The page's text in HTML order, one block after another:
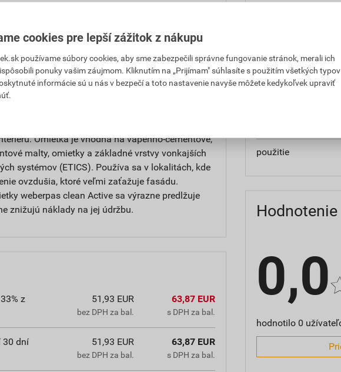
prostrediu tým, že na povrchu omietky
splodiny a zlúčeniny škodiace ľudskému
pred poveternostnými vplyvmi. Vhodná na
nových fasád alebo pri rekonštrukciách,
na jadrovej omietke. Je tiež určená ako konečná
tepelnoizolačných kontaktných systémov. Môže
Omietka je vhodná na vápenno-cementové,
malty, omietky a základné vrstvy vonkajších
systémov (ETICS). Používa sa v lokalitách, kde
ovzdušia, ktoré veľmi zaťažuje fasádu.
weberpas clean Active sa výrazne predlžuje
znižujú náklady na jej údržbu.
z
51,93 EUR
bez DPH za bal.
63,87 EUR
s DPH za bal.
30 dní
51,93 EUR
bez DPH za bal.
63,87 EUR
s DPH za bal.
paropriepustnosť
použitie
Hodnotenie
0,0
hodnotilo 0
cookies pre lepší zážitok z nákupu
používame súbory cookies, aby sme zabezpečili správne fungovanie stránok, merali ich
ponuky vašim záujmom. Kliknutím na „Prijímam" súhlasíte s použitím všetkých typov
informácie sú u nás v bezpečí a toto nastavenie navyše môžete kedykoľvek upraviť